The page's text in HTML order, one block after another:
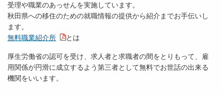
受理や職業のあっせんを実施しています。
秋田県への移住のための就職情報の提供から紹介までお手伝いし
ます。
無料職業紹介所
とは
厚生労働省の認可を受け、求人者と求職者の間をとりもって、雇
用関係が円滑に成立するよう第三者として無料でお世話の出来る
機関をいいます。